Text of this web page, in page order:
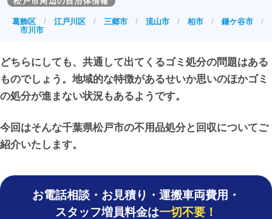
そのような居住環境の良さから移住を行う人も多く、引越
す。また、お子様の成長につれて不用品が多く出てくる傾
向があり、おもちゃ・ベビーベッド、使い終わった学習机
など、不要なゴミとなる物も多い傾向があります。
合には、1kg単位で17.6円(税込)という価格設定がされてい
力が掛かる自治体の収集作業を抑える狙いがあると考えら
れ、バランスの取れた価格設定ともいえるでしょう。この
ような事情を考慮すると、不用品の処分等をサポートして
割安と感じられるものとなりそうです。
葛飾区 / 江戸川区 / 三郷市 / 流山市 / 柏市 / 鎌ケ谷市 /
市川市
どちらにしても、共通して出てくるゴミ処分の問題はある
ものでしょう。地域的な特徴があるせいか思いのほかゴミ
の処分が進まない状況もあるようです。
今回はそんな千葉県松戸市の不用品処分と回収についてご
紹介いたします。
お電話相談・お見積り・運搬車両費用・
スタッフ増員料金は一切不要！